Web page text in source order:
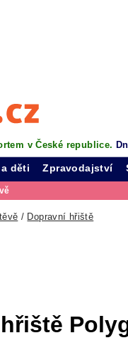
v České republice.
děti Zpravodajství
/ Dopravní hřiště